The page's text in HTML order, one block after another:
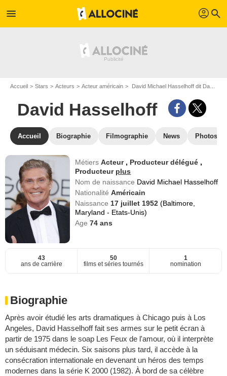
menu profil search
Accueil Stars Acteurs Acteur américain David Michael Hasselhoff dit David Hasselhoff
David Hasselhoff
Accueil Biographie Filmographie News Photos
MétiersActeur , Producteur délégué ,
Producteur plus
Nom de naissance David Michael Hasselhoff
NationalitéAméricain
Naissance 17 juillet 1952(Baltimore,
Maryland - Etats-Unis)
Age74 ans
43
ans de carrière
50
films et séries tournés
1
nomination
Biographie
Après avoir étudié les arts dramatiques à Chicago puis à Los
Angeles, David Hasselhoff fait ses armes sur le petit écran à
partir de 1975 dans le soap Les Feux de l'amour, où il interprète
un séduisant médecin. Six saisons plus tard, il accède à la
consécration internationale en devenant un héros des temps
modernes dans la série K 2000 (1982). À bord de sa célèbre